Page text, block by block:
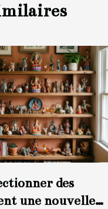
des
une nouvelle